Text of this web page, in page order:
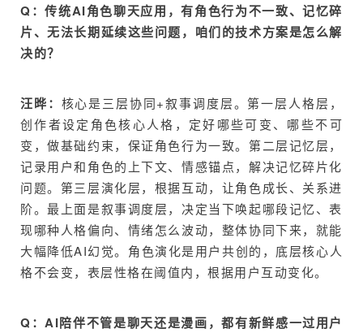
Q：传统AI角色聊天应用，有角色行为不一致、记忆碎
片、无法长期延续这些问题，咱们的技术方案是怎么解
决的？
汪晔： 核心是三层协同+叙事调度层。第一层人格层，
创作者设定角色核心人格，定好哪些可变、哪些不可
变，做基础约束，保证角色行为一致。第二层记忆层，
记录用户和角色的上下文、情感锚点，解决记忆碎片化
问题。第三层演化层，根据互动，让角色成长、关系进
阶。最上面是叙事调度层，决定当下唤起哪段记忆、表
现哪种人格偏向、情绪怎么波动，整体协同下来，就能
大幅降低AI幻觉。角色演化是用户共创的，底层核心人
格不会变，表层性格在阈值内，根据用户互动变化。
Q：AI陪伴不管是聊天还是漫画，都有新鲜感一过用户